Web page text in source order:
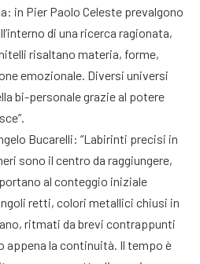
in Pier Paolo Celeste prevalgono
di una ricerca ragionata,
risaltano materia, forme,
emozionale. Diversi universi
bi-personale grazie al potere
Bucarelli: “Labirinti precisi in
sono il centro da raggiungere,
al conteggio iniziale
retti, colori metallici chiusi in
ritmati da brevi contrappunti
appena la continuità. Il tempo è